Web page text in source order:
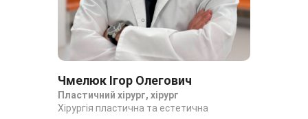
Чмелюк Ігор Олегович
Пластичний хірург, хірург
Хірургія пластична та естетична